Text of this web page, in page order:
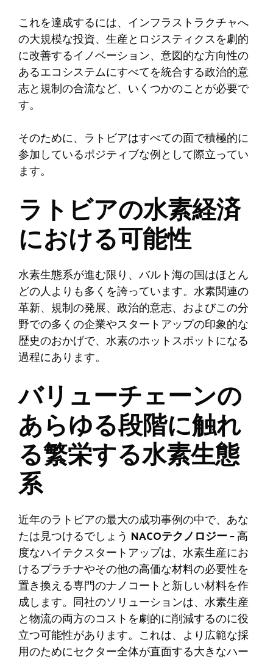
これを達成するには、インフラストラクチャへ
の大規模な投資、生産とロジスティクスを劇的
に改善するイノベーション、意図的な方向性の
あるエコシステムにすべてを統合する政治的意
志と規制の合流など、いくつかのことが必要で
す。
そのために、ラトビアはすべての面で積極的に
参加しているポジティブな例として際立ってい
ます。
ラトビアの水素経済
における可能性
水素生態系が進む限り、バルト海の国はほとん
どの人よりも多くを誇っています。水素関連の
革新、規制の発展、政治的意志、およびこの分
野での多くの企業やスタートアップの印象的な
歴史のおかげで、水素のホットスポットになる
過程にあります。
バリューチェーンの
あらゆる段階に触れ
る繁栄する水素生態
系
近年のラトビアの最大の成功事例の中で、あな
たは見つけるでしょう NACOテクノロジー– 高
度なハイテクスタートアップは、水素生産にお
けるプラチナやその他の高価な材料の必要性を
置き換える専門のナノコートと新しい材料を作
成します。同社のソリューションは、水素生産
と物流の両方のコストを劇的に削減するのに役
立つ可能性があります。これは、より広範な採
用のためにセクター全体が直面する大きなハー